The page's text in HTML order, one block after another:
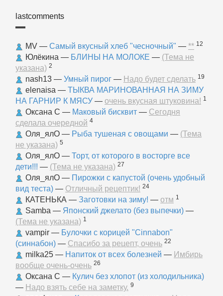
lastcomments
MV — Самый вкусный хлеб "чесночный" — ** 12
Юлёкина — БЛИНЫ НА МОЛОКЕ — (Тема не
указана) 2
nash13 — Умный пирог — Надо будет сделать 19
elenaisa — ТЫКВА МАРИНОВАННАЯ НА ЗИМУ
НА ГАРНИР К МЯСУ — очень вкусная штуковина! 1
Оксана С — Маковый бисквит — Сегодня
сделала очередной 4
Оля_ялО — Рыба тушеная с овощами — (Тема
не указана) 5
Оля_ялО — Торт, от которого в восторге все
дети!!! — (Тема не указана) 27
Оля_ялО — Пирожки с капустой (очень удобный
вид теста) — Отличный рецептик! 24
КАТЕНЬКА — Заготовки на зиму! — отм 1
Samba — Японский джелато (без выпечки) —
(Тема не указана) 1
vampir — Булочки с корицей "Cinnabon"
(синнабон) — Спасибо за рецепт, очень 22
milka25 — Напиток от всех болезней — Имбирь
вообще очень-очень 26
Оксана С — Кулич без хлопот (из холодильника)
— Надо взять себе на заметку. 9